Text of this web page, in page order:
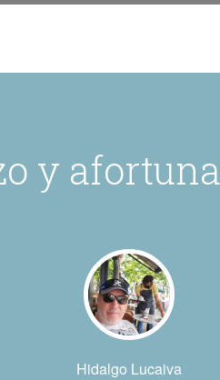
y
Hidalgo Lucaiva